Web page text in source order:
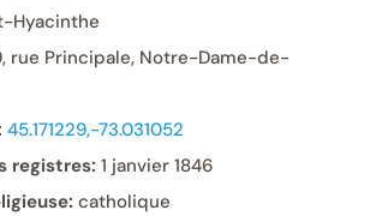
Hyacinthe
rue Principale, Notre-Dame-de-
45.171229,-73.031052
registres: 1 janvier 1846
catholique